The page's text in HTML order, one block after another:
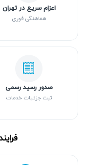
اعزام سریع در تهران
هماهنگی فوری
صدور رسید رسمی
ثبت جزئیات خدمات